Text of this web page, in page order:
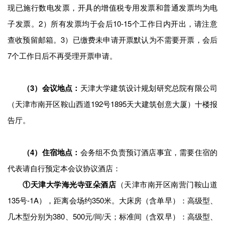
现已施行数电发票，开具的增值税专用发票和普通发票均为电
子发票。2）所有发票均于会后10-15个工作日内开出，请注意
查收预留邮箱。3）已缴费未申请开票默认为不需要开票，会后
7个工作日后不再受理开票申请。
（3）会议地点： 天津大学建筑设计规划研究总院有限公司
（天津市南开区鞍山西道192号1895天大建筑创意大厦）十楼报
告厅。
（4）住宿地点： 会务组不负责预订酒店事宜，需要住宿的
代表请自行预定本会议协议酒店：
①天津大学海光寺亚朵酒店 （天津市南开区南营门鞍山道
135号-1A），距离会场约350米。大床房（含单早）：高级型、
几木型分别为380、500元/间/天；标准间（含双早）：高级型、